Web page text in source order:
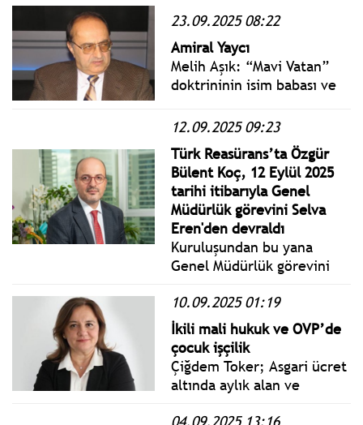
çiftçinin de zararı
23.09.2025 08:22
Amiral Yaycı
Melih Aşık: “Mavi Vatan”
doktrininin isim babası ve
antlaşmasının mimarı Cihat
Yaycı, 2020 Mayıs ayında
Genelkurmay Başkanlığı
emrinde görevlendirilince
Deniz Kuvvetleri
Komutanlığı’ndaki
görevinden istifa etmişti.
12.09.2025 09:23
Türk Reasürans’ta Özgür
Bülent Koç, 12 Eylül 2025
tarihi itibarıyla Genel
Müdürlük görevini Selva
Eren'den devraldı
Kuruluşundan bu yana
Genel Müdürlük görevini
Eylül Perşembe günü
itibarıyla görevini Özgür
Bülent Koç'a devretti.
10.09.2025 01:19
İkili mali hukuk ve OVP’de
çocuk işçilik
Çiğdem Toker; Asgari ücret
altında aylık alan ve
04.09.2025 13:16